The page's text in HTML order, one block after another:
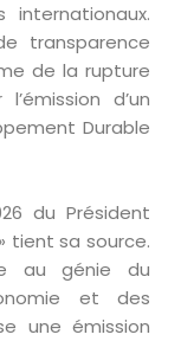
internationaux.
transparence
de la rupture
d’un
Durable
du Président
tient sa source.
au génie du
et des
une émission